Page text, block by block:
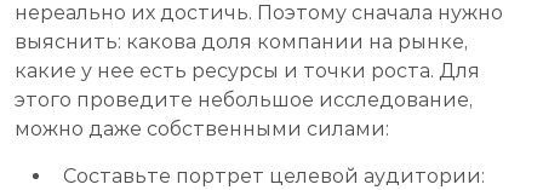
нереально их достичь. Поэтому сначала нужно
выяснить: какова доля компании на рынке,
какие у нее есть ресурсы и точки роста. Для
этого проведите небольшое исследование,
можно даже собственными силами:
Составьте портрет целевой аудитории: